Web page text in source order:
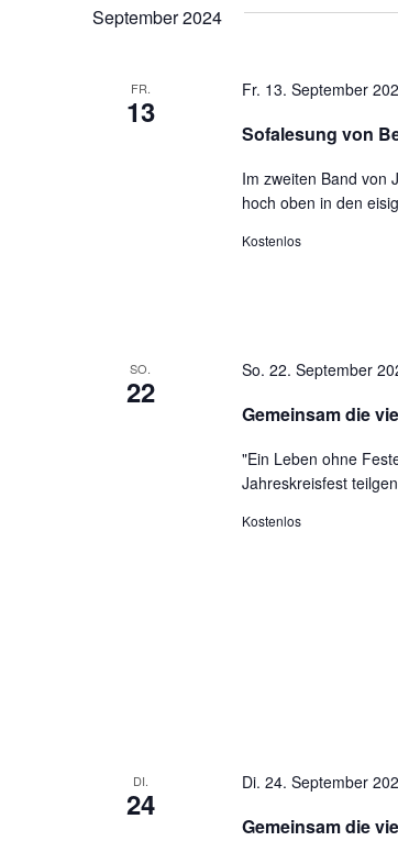
September 2024
FR.
13
Sofalesung von
Fr. 13. September
Im zweiten Band von
hoch oben in den
Kostenlos
SO.
22
Gemeinsam die
So. 22. September
"Ein Leben ohne
Jahreskreisfest
Kostenlos
DI.
24
Gemeinsam die
Di. 24. September